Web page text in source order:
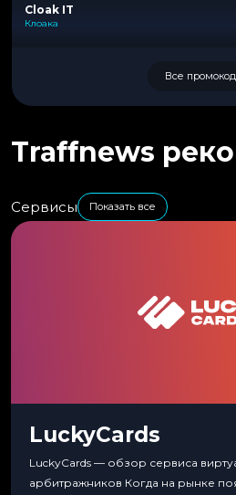
Cloak IT
Клоака
Все
Traffnews
Сервисы Показать все
LuckyCards
LuckyCards — обзор сервиса
арбитражников Когда на рынке